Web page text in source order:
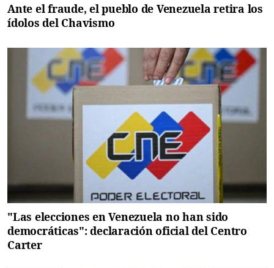
Ante el fraude, el pueblo de Venezuela retira los
ídolos del Chavismo
"Las elecciones en Venezuela no han sido
democráticas": declaración oficial del Centro
Carter